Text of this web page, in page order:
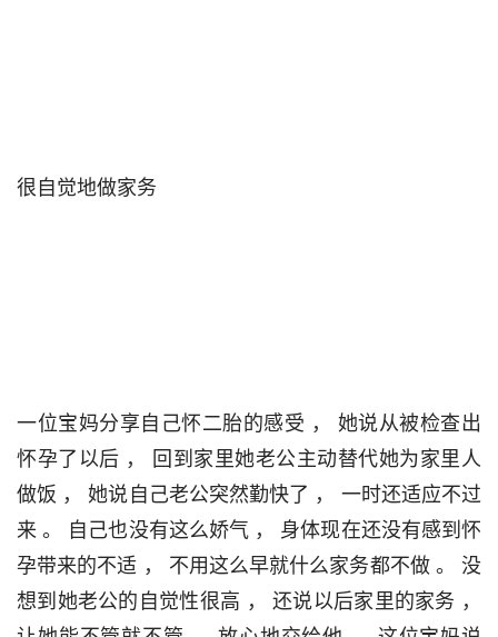
很自觉地做家务
一位宝妈分享自己怀二胎的感受 ， 她说从被检查出
怀孕了以后 ， 回到家里她老公主动替代她为家里人
做饭 ， 她说自己老公突然勤快了 ， 一时还适应不过
来 。 自己也没有这么娇气 ， 身体现在还没有感到怀
孕带来的不适 ， 不用这么早就什么家务都不做 。 没
想到她老公的自觉性很高 ， 还说以后家里的家务 ，